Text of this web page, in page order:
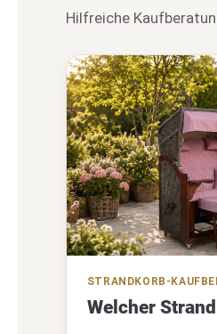
Hilfreiche
STRANDKORB-
Welcher